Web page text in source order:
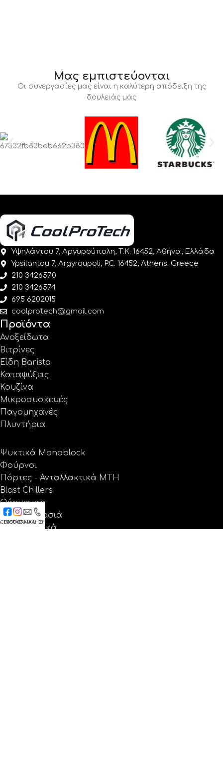
Μας εμπιστεύονται
Οι συνεργασίες μας είναι η καλύτερη απόδειξη της
δουλειάς μας
Υψηλάντου 7, Αργυρούπολη, Τ.Κ. 16452, Αθήνα, Ελλάδα
Ypsilantou 7, Argyroupoli, P.C. 16452, Athens. Greece
210 3426570
210 3426574
695 6202015
coolprotech@gmail.com
Προϊόντα
Ανοξείδωτα
Βιτρίνες
Είδη Barista
Καταψύξεις
Κουζίνα
Μικροσυσκευές
Παγομηχανές
Πλυντήρια
Ψυκτικά Monoblock
Φούρνοι
Πόρτες - Ανταλλακτικά MTH
Blast Chillers
Θέρμανση
Ψύξη - Δροσιά
Ανταλλακτικά
INSTAGRAM
E-MAILΚΛΗΣΗ